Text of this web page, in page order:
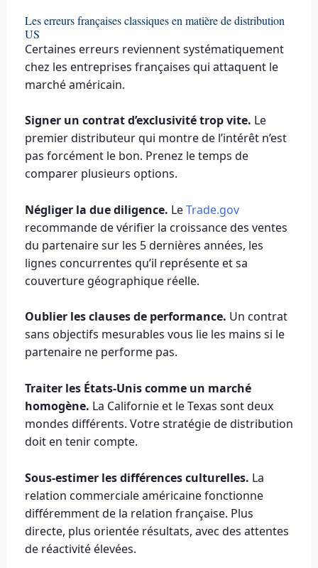
Les erreurs françaises classiques en matière de distribution
US
Certaines erreurs reviennent systématiquement
chez les entreprises françaises qui attaquent le
marché américain.
Signer un contrat d’exclusivité trop vite. Le
premier distributeur qui montre de l’intérêt n’est
pas forcément le bon. Prenez le temps de
comparer plusieurs options.
Négliger la due diligence. LeTrade.gov
recommande de vérifier la croissance des ventes
du partenaire sur les 5 dernières années, les
lignes concurrentes qu’il représente et sa
couverture géographique réelle.
Oublier les clauses de performance. Un contrat
sans objectifs mesurables vous lie les mains si le
partenaire ne performe pas.
Traiter les États-Unis comme un marché
homogène. La Californie et le Texas sont deux
mondes différents. Votre stratégie de distribution
doit en tenir compte.
Sous-estimer les différences culturelles. La
relation commerciale américaine fonctionne
différemment de la relation française. Plus
directe, plus orientée résultats, avec des attentes
de réactivité élevées.